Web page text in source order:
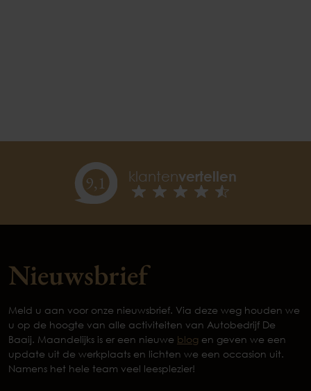
9,1 klantenvertellen
Nieuwsbrief
Meld u aan voor onze nieuwsbrief. Via deze weg houden we
u op de hoogte van alle activiteiten van Autobedrijf De
Baaij. Maandelijks is er een nieuwe blog en geven we een
update uit de werkplaats en lichten we een occasion uit.
Namens het hele team veel leesplezier!